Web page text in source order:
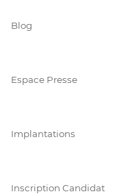
Blog
Espace Presse
Implantations
Inscription Candidat